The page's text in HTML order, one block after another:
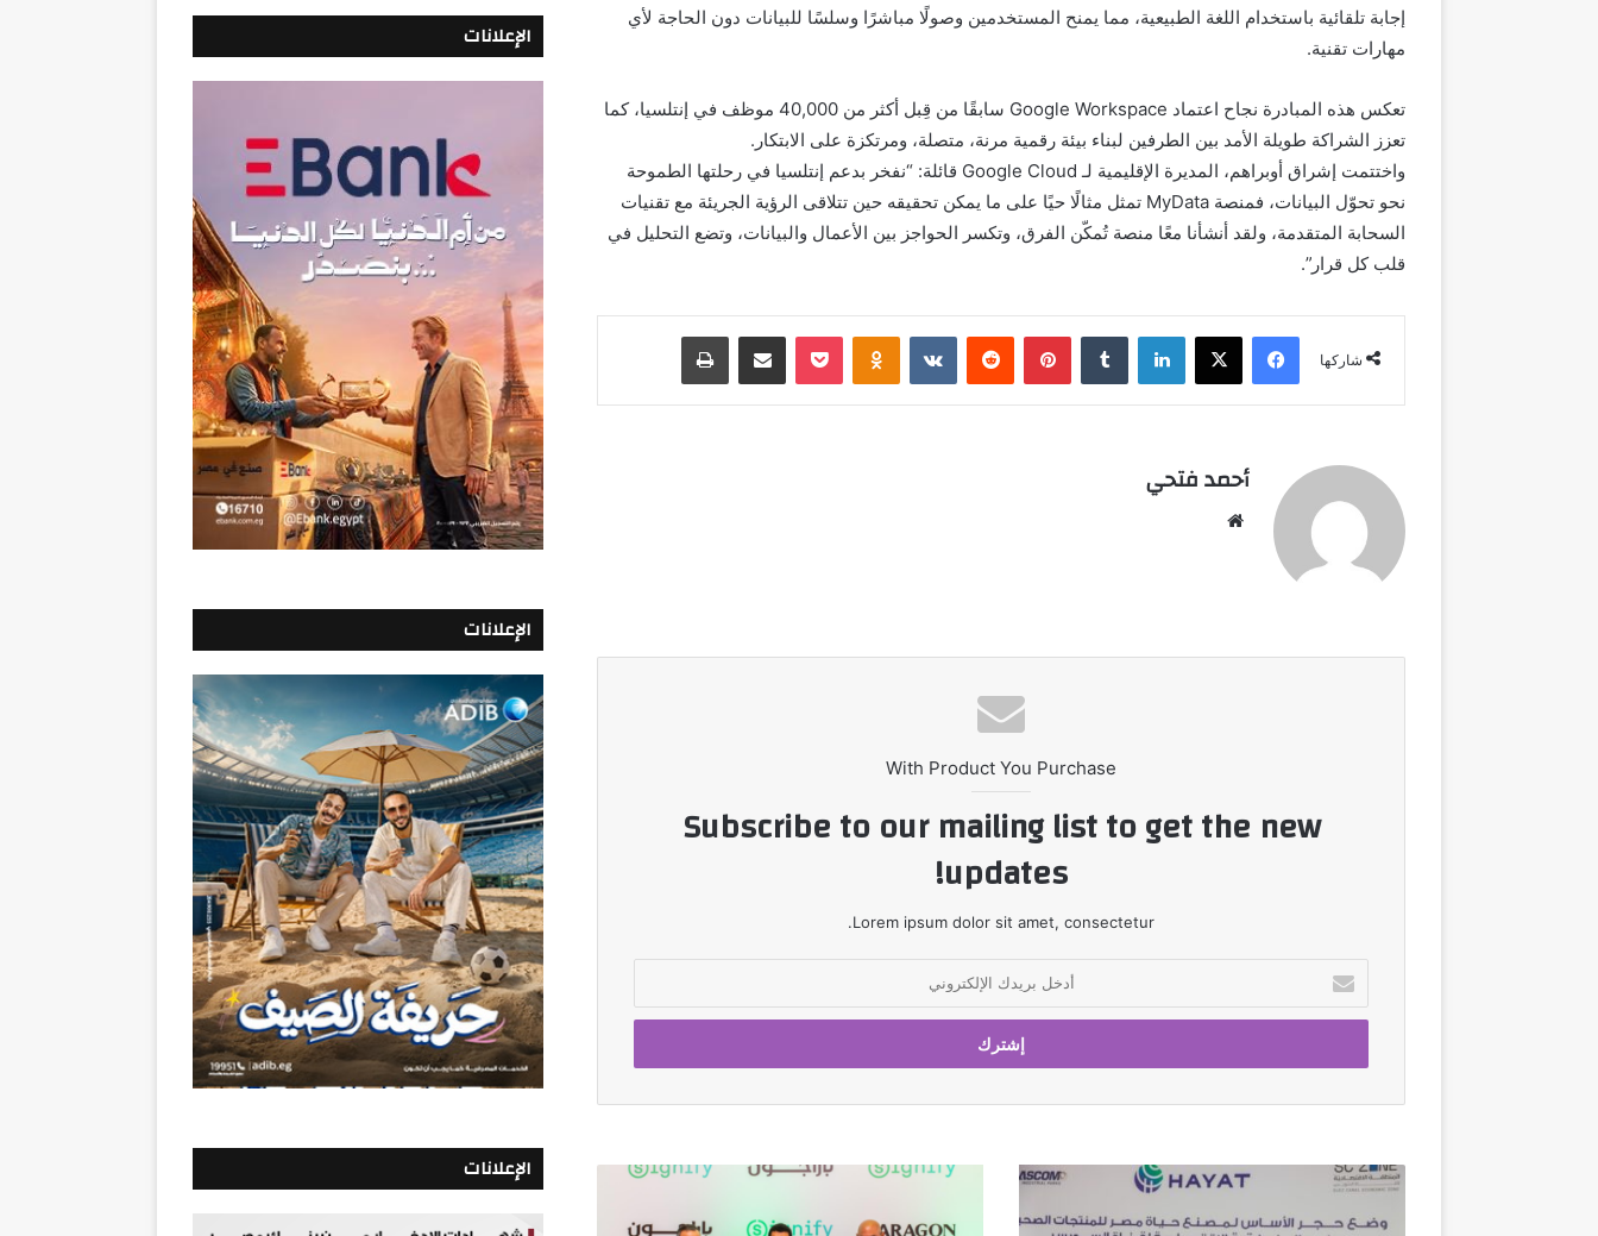
إجابة تلقائية باستخدام اللغة الطبيعية، مما يمنح المستخدمين وصولًا مباشرًا وسلسًا للبيانات دون الحاجة لأي
مهارات تقنية.
تعكس هذه المبادرة نجاح اعتماد Google Workspace سابقًا من قِبل أكثر من 40,000 موظف في إنتلسيا، كما
تعزز الشراكة طويلة الأمد بين الطرفين لبناء بيئة رقمية مرنة، متصلة، ومرتكزة على الابتكار.
واختتمت إشراق أوبراهم، المديرة الإقليمية لـ Google Cloud قائلة: “نفخر بدعم إنتلسيا في رحلتها الطموحة
نحو تحوّل البيانات، فمنصة MyData تمثل مثالًا حيًا على ما يمكن تحقيقه حين تتلاقى الرؤية الجريئة مع تقنيات
السحابة المتقدمة، ولقد أنشأنا معًا منصة تُمكّن الفرق، وتكسر الحواجز بين الأعمال والبيانات، وتضع التحليل في
قلب كل قرار”.
شاركها
فيسبوك ‫X لينكدإن بينتيريست Odnoklassniki
‫Pocket مشاركة عبر البريد طباعة
أحمد فتحي
With Product You Purchase
Subscribe to our mailing list to get the new
updates!
Lorem ipsum dolor sit amet, consectetur.
بريدك
الإلكتروني
رئيس
قناة
مذكرة
الإعلانات
الإعلانات
الإعلانات